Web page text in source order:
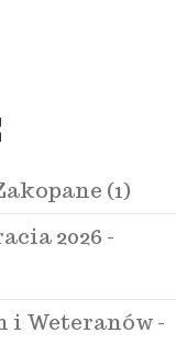
(1)
2026 -
i Weteranów -